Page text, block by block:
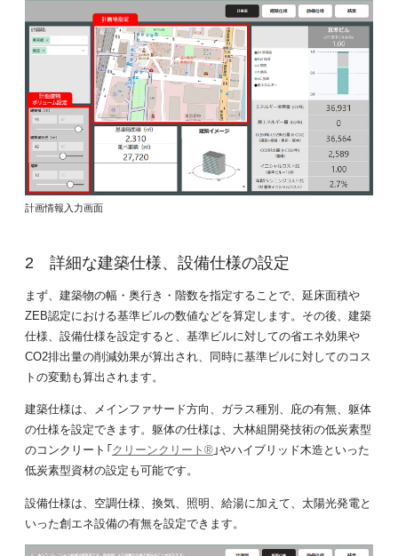
計画情報入力画面
詳細な建築仕様、設備仕様の設定
まず、建築物の幅・奥行き・階数を指定することで、延床面積や
ZEB認定における基準ビルの数値などを算定します。その後、建築
仕様、設備仕様を設定すると、基準ビルに対しての省エネ効果や
CO2排出量の削減効果が算出され、同時に基準ビルに対してのコス
トの変動も算出されます。
建築仕様は、メインファサード方向、ガラス種別、庇の有無、躯体
の仕様を設定できます。躯体の仕様は、大林組開発技術の低炭素型
のコンクリート「クリーンクリート®」やハイブリッド木造といった
低炭素型資材の設定も可能です。
設備仕様は、空調仕様、換気、照明、給湯に加えて、太陽光発電と
いった創エネ設備の有無を設定できます。